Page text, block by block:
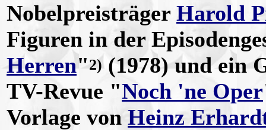
Nobelpreisträger Harold
Figuren in der
Herren"2)(1978) und ein
TV-Revue "Noch 'ne Oper
Vorlage von Heinz